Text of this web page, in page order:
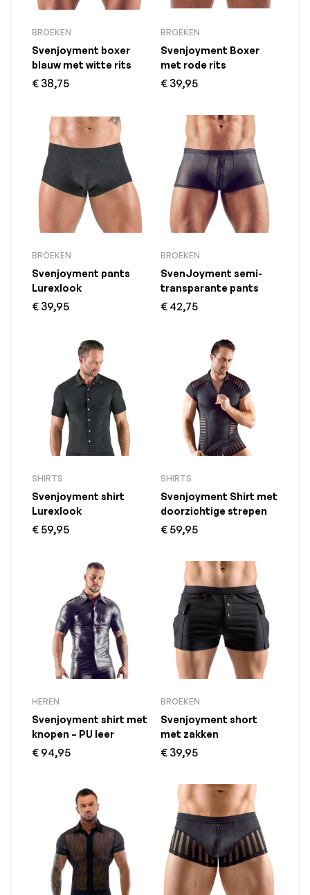
BROEKEN
Svenjoyment boxer
blauw met witte rits
€ 38,75
BROEKEN
Svenjoyment Boxer
met rode rits
€ 39,95
BROEKEN
Svenjoyment pants
Lurexlook
€ 39,95
BROEKEN
SvenJoyment semi-
transparante pants
€ 42,75
SHIRTS
Svenjoyment shirt
Lurexlook
€ 59,95
SHIRTS
Svenjoyment Shirt met
doorzichtige strepen
€ 59,95
HEREN
Svenjoyment shirt met
knopen – PU leer
€ 94,95
BROEKEN
Svenjoyment short
met zakken
€ 39,95